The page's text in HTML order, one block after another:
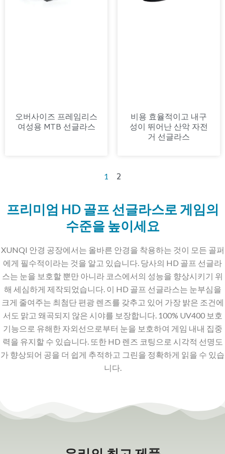
오버사이즈 프레임리스
여성용 MTB 선글라스
비용 효율적이고 내구
성이 뛰어난 산악 자전
거 선글라스
1 2
프리미엄 HD 골프 선글라스로 게임의
수준을 높이세요
XUNQI 안경 공장에서는 올바른 안경을 착용하는 것이 모든 골퍼
에게 필수적이라는 것을 알고 있습니다. 당사의 HD 골프 선글라
스는 눈을 보호할 뿐만 아니라 코스에서의 성능을 향상시키기 위
해 세심하게 제작되었습니다. 이 HD 골프 선글라스는 눈부심을
크게 줄여주는 최첨단 편광 렌즈를 갖추고 있어 가장 밝은 조건에
서도 맑고 왜곡되지 않은 시야를 보장합니다. 100% UV400 보호
기능으로 유해한 자외선으로부터 눈을 보호하여 게임 내내 집중
력을 유지할 수 있습니다. 또한 HD 렌즈 코팅으로 시각적 선명도
가 향상되어 공을 더 쉽게 추적하고 그린을 정확하게 읽을 수 있습
니다.